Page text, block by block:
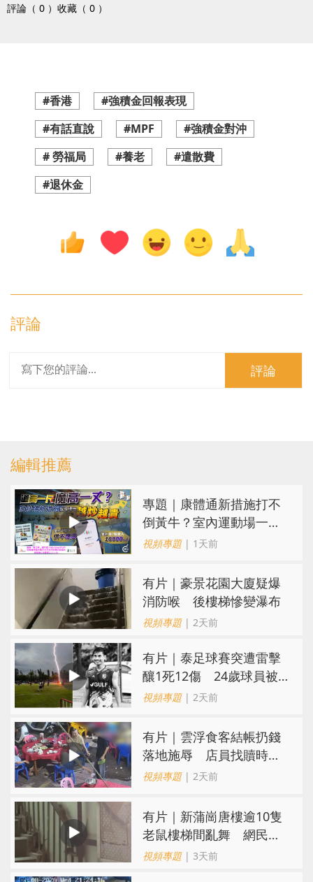
評論（ 0 ） 收藏（ 0 ）
#香港
#強積金回報表現
#有話直說
#MPF
#強積金對沖
# 勞福局
#養老
#遣散費
#退休金
評論
評論
編輯推薦
專題｜康體通新措施打不
倒黃牛？室內運動場一場
難求越炒越貴
視頻專題| 1天前
有片｜豪景花園大廈疑爆
消防喉 後樓梯慘變瀑布
視頻專題| 2天前
有片｜泰足球賽突遭雷擊
釀1死12傷 24歲球員被
閃電劈中亡
視頻專題| 2天前
​有片｜雲浮食客結帳扔錢
落地施辱 店員找贖時還
施彼身獲老闆肯定
視頻專題| 2天前
有片｜新蒲崗唐樓逾10隻
老鼠樓梯間亂舞 網民嚇
親：每次經過都要好大勇
視頻專題| 3天前